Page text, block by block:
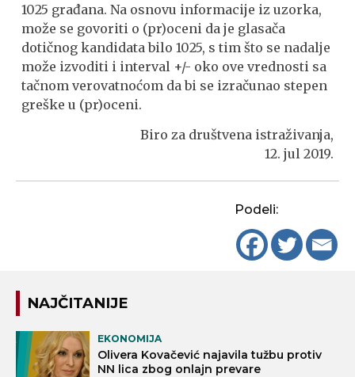
1025 građana. Na osnovu informacije iz uzorka,
može se govoriti o (pr)oceni da je glasača
dotičnog kandidata bilo 1025, s tim što se nadalje
može izvoditi i interval +/- oko ove vrednosti sa
tačnom verovatnoćom da bi se izračunao stepen
greške u (pr)oceni.
Biro za društvena istraživanja,
12. jul 2019.
Podeli:
NAJČITANIJE
EKONOMIJA
Olivera Kovačević najavila tužbu protiv
NN lica zbog onlajn prevare